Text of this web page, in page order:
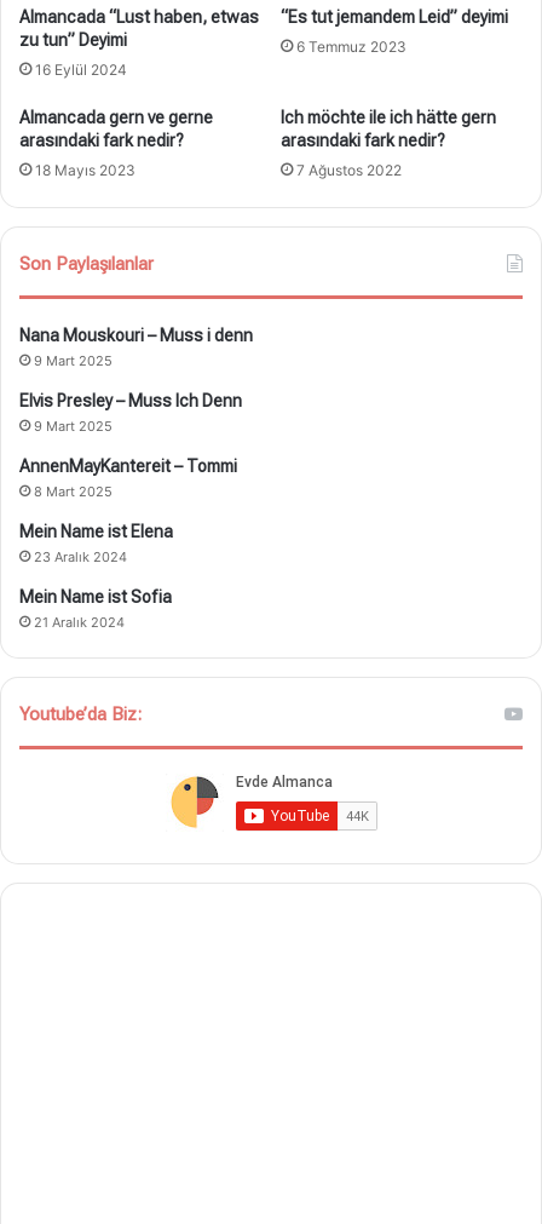
Almancada “Lust haben, etwas
zu tun” Deyimi
16 Eylül 2024
“Es tut jemandem Leid” deyimi
6 Temmuz 2023
Almancada gern ve gerne
arasındaki fark nedir?
18 Mayıs 2023
Ich möchte ile ich hätte gern
arasındaki fark nedir?
7 Ağustos 2022
Son Paylaşılanlar
Nana Mouskouri – Muss i denn
9 Mart 2025
Elvis Presley – Muss Ich Denn
9 Mart 2025
AnnenMayKantereit – Tommi
8 Mart 2025
Mein Name ist Elena
23 Aralık 2024
Mein Name ist Sofia
21 Aralık 2024
Youtube’da Biz: